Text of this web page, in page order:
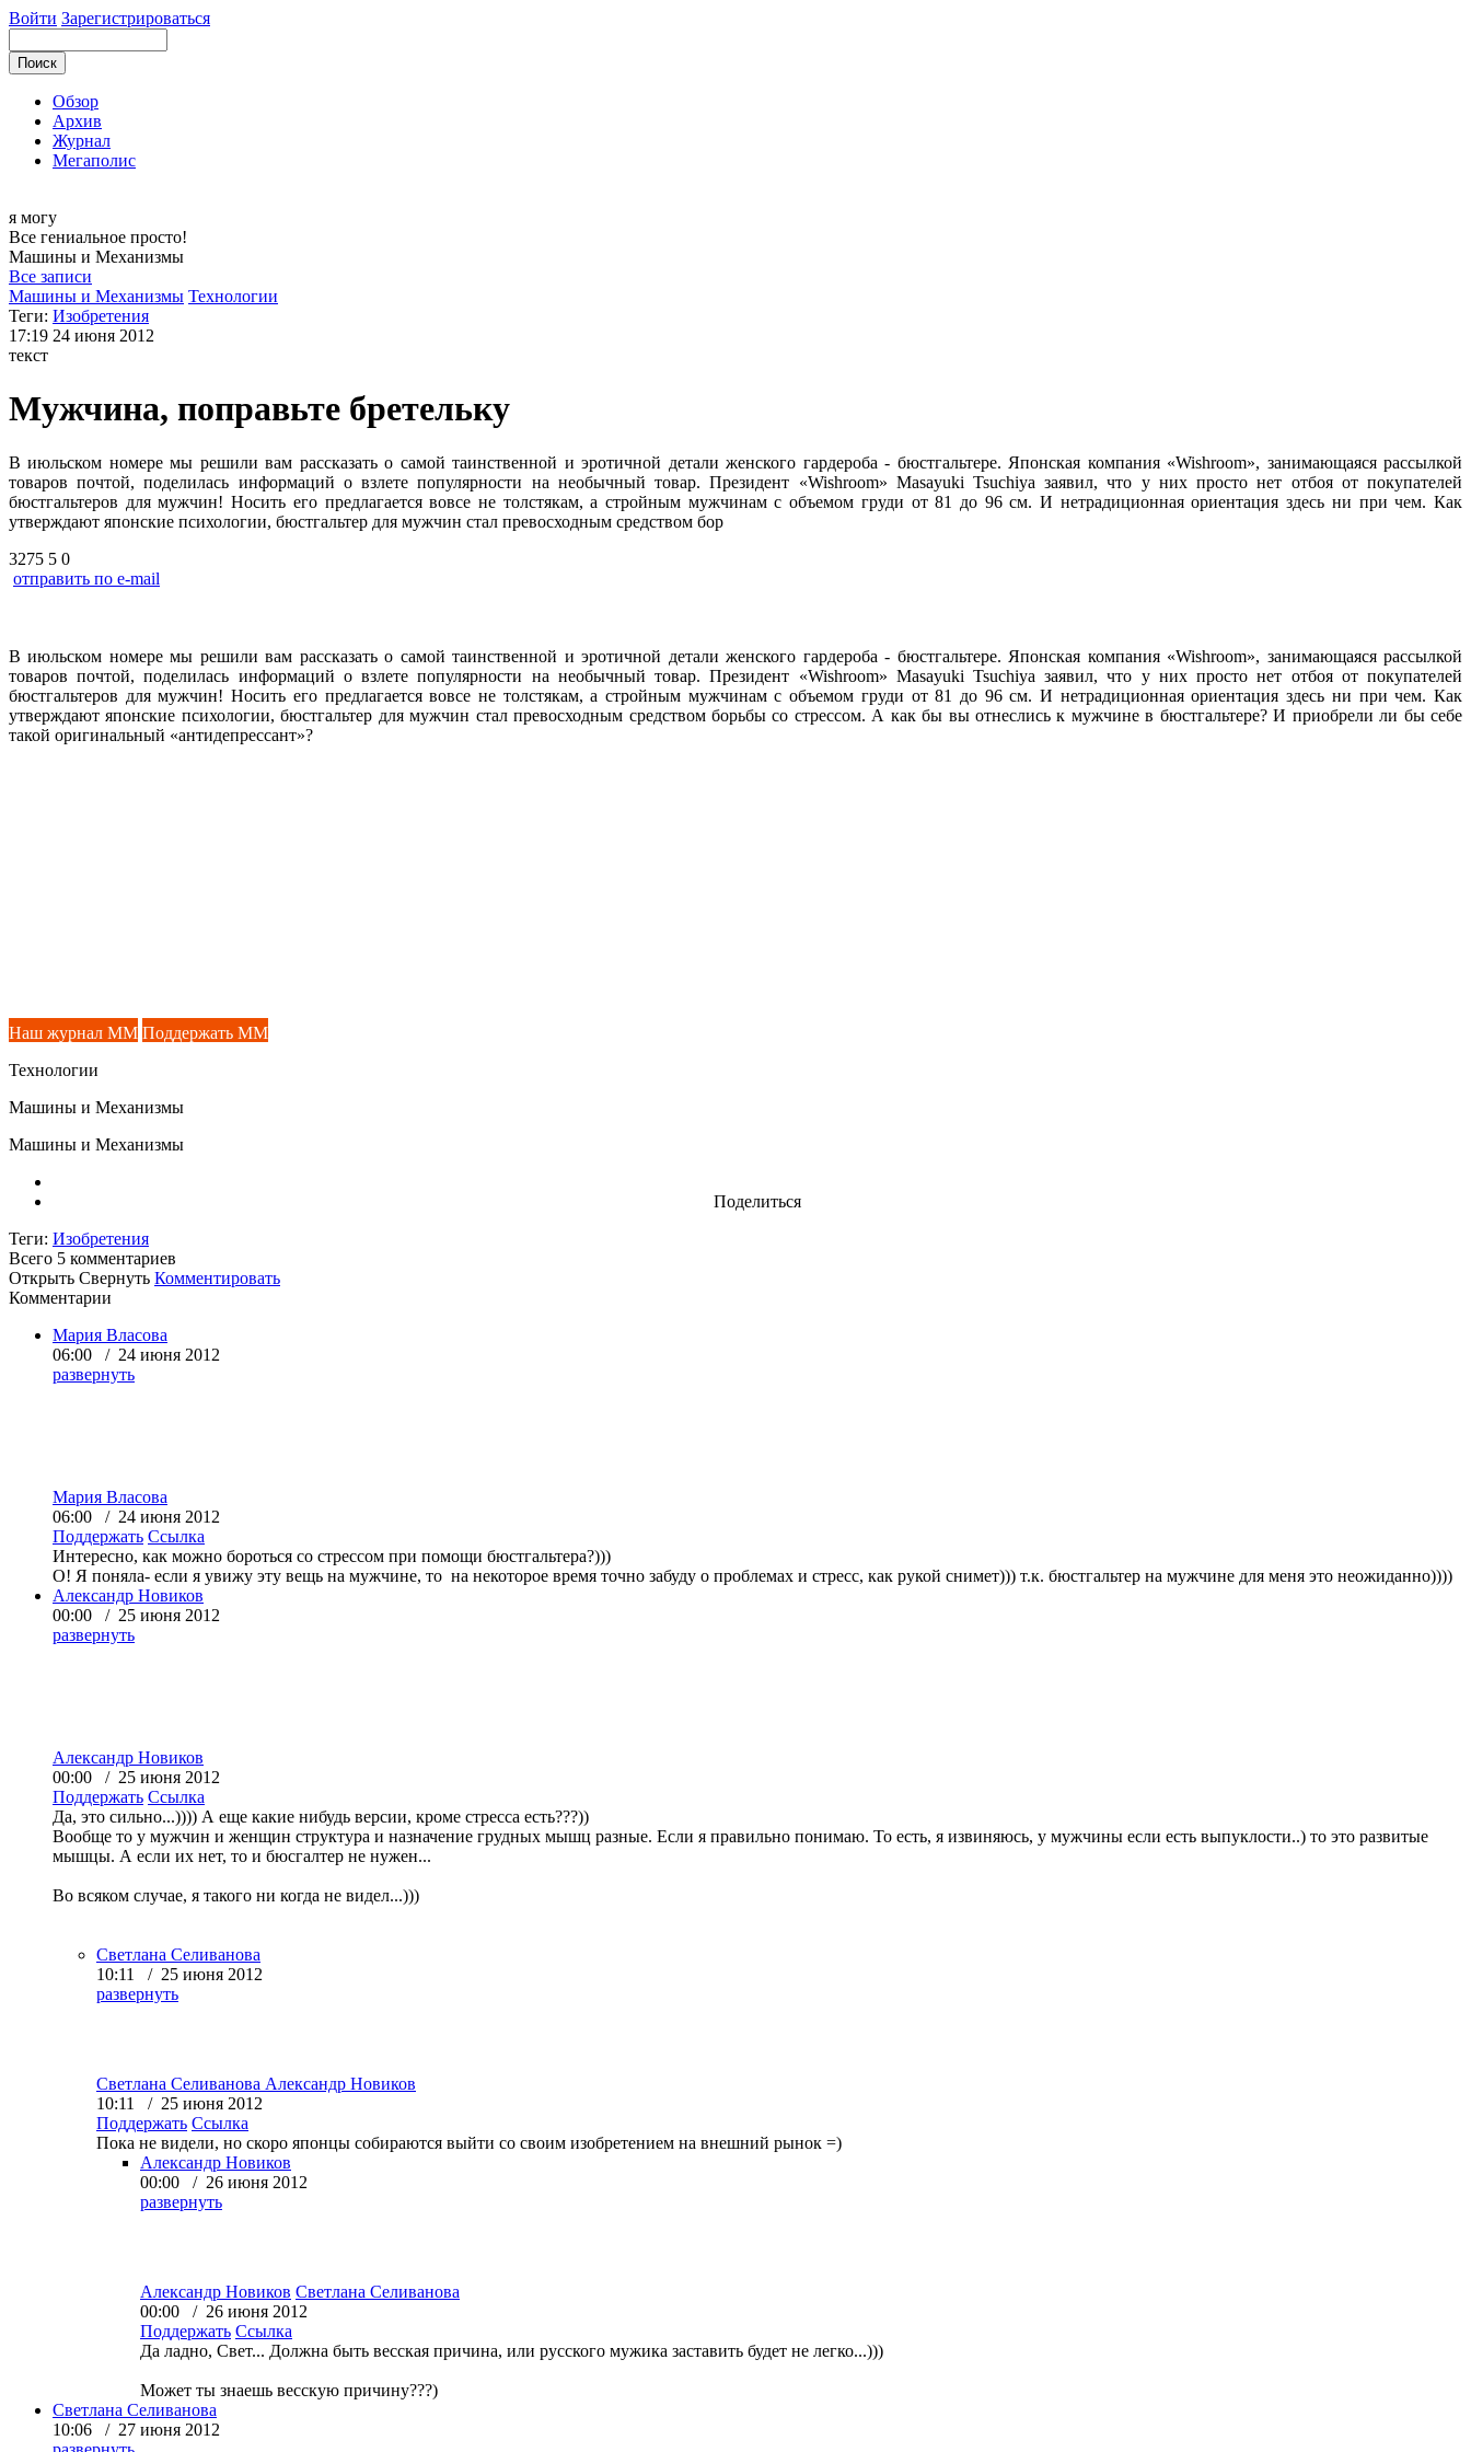
Войти Зарегистрироваться
Обзор
Архив
Журнал
Мегаполис
я могу
Все гениальное просто!
Машины и Механизмы
Все записи
Машины и Механизмы Технологии
Теги: Изобретения
17:19 24 июня 2012
текст
Мужчина, поправьте бретельку
В июльском номере мы решили вам рассказать о самой таинственной и эротичной детали женского гардероба - бюстгальтере. Японская компания «Wishroom», занимающаяся рассылкой
товаров почтой, поделилась информаций о взлете популярности на необычный товар. Президент «Wishroom» Masayuki Tsuchiya заявил, что у них просто нет отбоя от покупателей
бюстгальтеров для мужчин! Носить его предлагается вовсе не толстякам, а стройным мужчинам с объемом груди от 81 до 96 см. И нетрадиционная ориентация здесь ни при чем. Как
утверждают японские психологии, бюстгальтер для мужчин стал превосходным средством бор
3275 5 0
отправить по e-mail
В июльском номере мы решили вам рассказать о самой таинственной и эротичной детали женского гардероба - бюстгальтере. Японская компания «Wishroom», занимающаяся рассылкой
товаров почтой, поделилась информаций о взлете популярности на необычный товар. Президент «Wishroom» Masayuki Tsuchiya заявил, что у них просто нет отбоя от покупателей
бюстгальтеров для мужчин! Носить его предлагается вовсе не толстякам, а стройным мужчинам с объемом груди от 81 до 96 см. И нетрадиционная ориентация здесь ни при чем. Как
утверждают японские психологии, бюстгальтер для мужчин стал превосходным средством борьбы со стрессом. А как бы вы отнеслись к мужчине в бюстгальтере? И приобрели ли бы себе
такой оригинальный «антидепрессант»?
Наш журнал ММ Поддержать ММ
Технологии
Машины и Механизмы
Машины и Механизмы
Поделиться
Теги: Изобретения
Всего 5 комментариев
Открыть Свернуть Комментировать
Комментарии
Мария Власова
06:00 / 24 июня 2012
развернуть
Мария Власова
06:00 / 24 июня 2012
Поддержать Ссылка
Интересно, как можно бороться со стрессом при помощи бюстгальтера?)))
О! Я поняла- если я увижу эту вещь на мужчине, то на некоторое время точно забуду о проблемах и стресс, как рукой снимет))) т.к. бюстгальтер на мужчине для меня это неожиданно))))
Александр Новиков
00:00 / 25 июня 2012
развернуть
Александр Новиков
00:00 / 25 июня 2012
Поддержать Ссылка
Да, это сильно...)))) А еще какие нибудь версии, кроме стресса есть???))
Вообще то у мужчин и женщин структура и назначение грудных мышц разные. Если я правильно понимаю. То есть, я извиняюсь, у мужчины если есть выпуклости..) то это развитые
мышцы. А если их нет, то и бюсгалтер не нужен...
Во всяком случае, я такого ни когда не видел...)))
Светлана Селиванова
10:11 / 25 июня 2012
развернуть
Светлана Селиванова Александр Новиков
10:11 / 25 июня 2012
Поддержать Ссылка
Пока не видели, но скоро японцы собираются выйти со своим изобретением на внешний рынок =)
Александр Новиков
00:00 / 26 июня 2012
развернуть
Александр Новиков Светлана Селиванова
00:00 / 26 июня 2012
Поддержать Ссылка
Да ладно, Свет... Должна быть весская причина, или русского мужика заставить будет не легко...)))
Может ты знаешь весскую причину???)
Светлана Селиванова
10:06 / 27 июня 2012